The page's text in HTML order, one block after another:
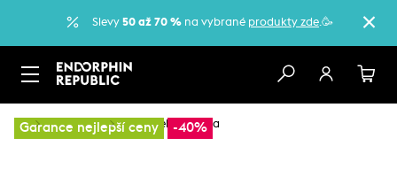
Slevy 50 až 70 % na vybrané produkty zde.🥳
Garance nejlepší ceny -40%
… Elektrokola Horská elektrokola